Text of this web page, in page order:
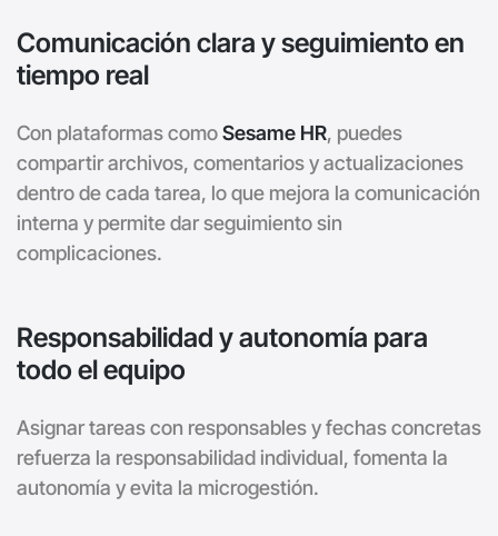
Comunicación clara y seguimiento en
tiempo real
Con plataformas comoSesame HR, puedes
compartir archivos, comentarios y actualizaciones
dentro de cada tarea, lo que mejora la comunicación
interna y permite dar seguimiento sin
complicaciones.
Responsabilidad y autonomía para
todo el equipo
Asignar tareas con responsables y fechas concretas
refuerza la responsabilidad individual, fomenta la
autonomía y evita la microgestión.